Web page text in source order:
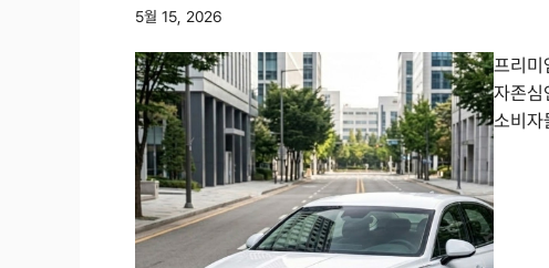
5월 15, 2026
프리미
자존심
소비자